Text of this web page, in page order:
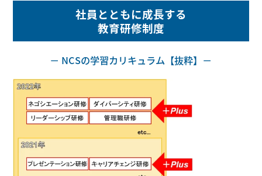
社員とともに成長する
教育研修制度
－ NCSの学習カリキュラム【抜粋】－